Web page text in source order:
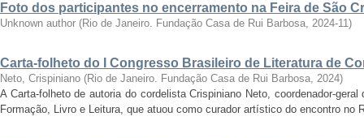
Foto dos participantes no encerramento na Feira de São
Unknown author (Rio de Janeiro. Fundação Casa de Rui Barbosa, 2024-11)
Carta-folheto do I Congresso Brasileiro de Literatura de
Neto, Crispiniano (Rio de Janeiro. Fundação Casa de Rui Barbosa, 2024)
A Carta-folheto de autoria do cordelista Crispiniano Neto, coordenador-
Formação, Livro e Leitura, que atuou como curador artístico do encontro no